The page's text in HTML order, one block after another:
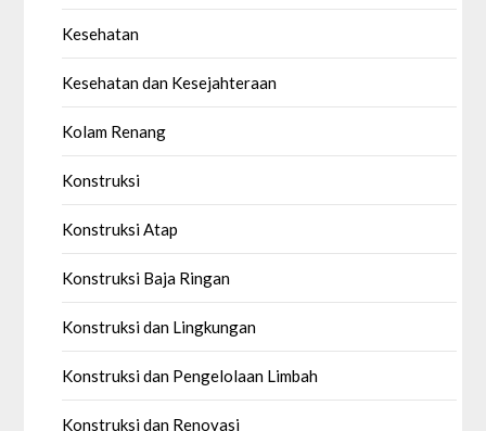
Kesehatan
Kesehatan dan Kesejahteraan
Kolam Renang
Konstruksi
Konstruksi Atap
Konstruksi Baja Ringan
Konstruksi dan Lingkungan
Konstruksi dan Pengelolaan Limbah
Konstruksi dan Renovasi